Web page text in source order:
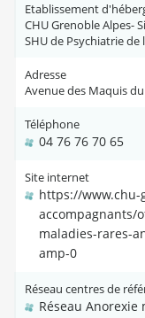
Etablissement
CHU Grenoble Alpes-
SHU de Psychiatrie de
Adresse
Avenue des Maquis
Téléphone
04 76 76 70 65
Site internet
https://
accompagnants/
maladies-rares-
amp-0
Réseau centres de
Réseau Anorexie